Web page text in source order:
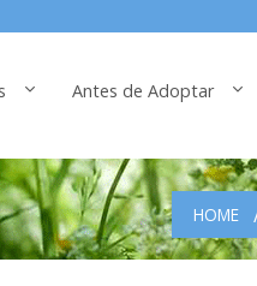
Antes de Adoptar
HOME